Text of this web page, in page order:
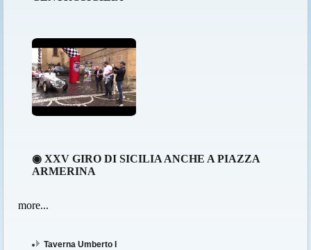
◉ XXV GIRO DI SICILIA ANCHE A PIAZZA
ARMERINA
more...
Taverna Umberto I